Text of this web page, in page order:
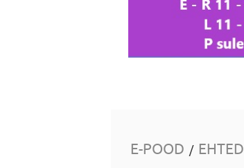
E-POOD / EHTED